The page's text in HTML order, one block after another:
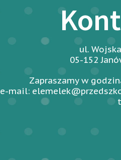
ul.
05-152
Zapraszamy w
e-mail: